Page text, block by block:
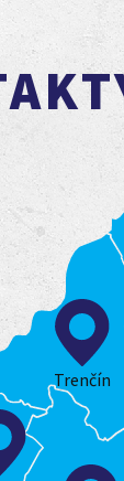
Trenčín